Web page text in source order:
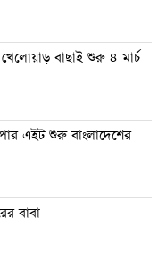
বাছাই শুরু ৪ মার্চ
এইট শুরু বাংলাদেশের
বাবা